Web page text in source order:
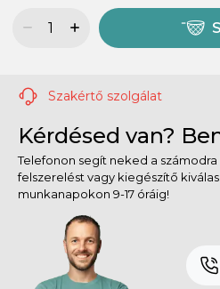
Szakértő szolgálat
Kérdésed van?
Telefonon segít neked a
felszerelést vagy kiegészítő
munkanapokon 9-17 óráig!